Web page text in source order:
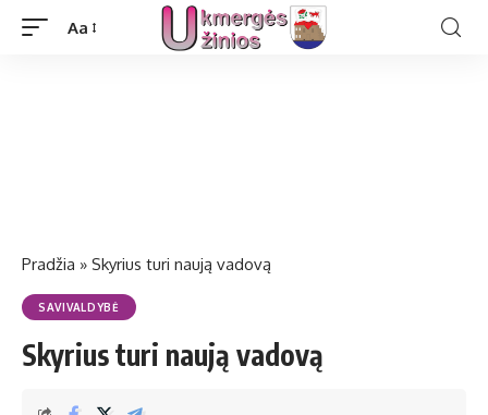
Aa
Pradžia » Skyrius turi naują vadovą
SAVIVALDYBĖ
Skyrius turi naują vadovą